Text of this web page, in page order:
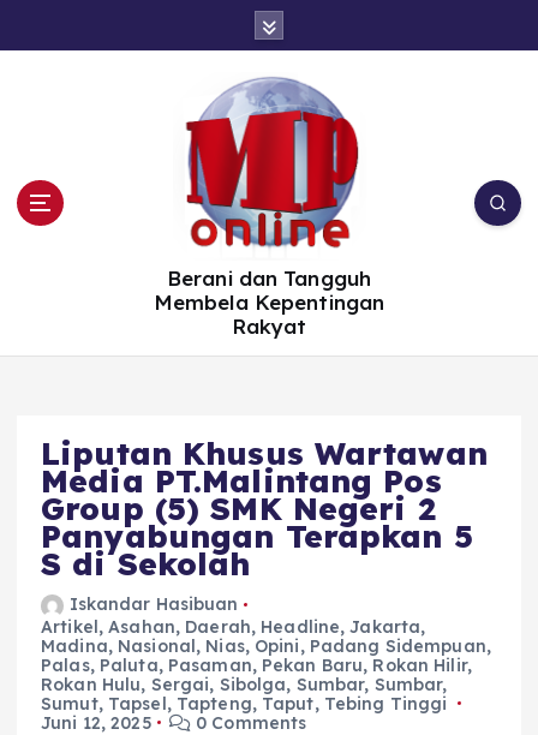
Berani dan Tangguh
Membela Kepentingan
Rakyat
Liputan Khusus Wartawan
Media PT.Malintang Pos
Group (5) SMK Negeri 2
Panyabungan Terapkan 5
S di Sekolah
Iskandar Hasibuan
Artikel,Asahan, Daerah, Headline,Jakarta,
Madina, Nasional, Nias, Opini, Padang Sidempuan,
Palas, Paluta, Pasaman, Pekan Baru, Rokan Hilir,
Rokan Hulu, Sergai, Sibolga, Sumbar, Sumbar,
Sumut, Tapsel, Tapteng, Taput, Tebing Tinggi
Juni 12, 2025
0 Comments